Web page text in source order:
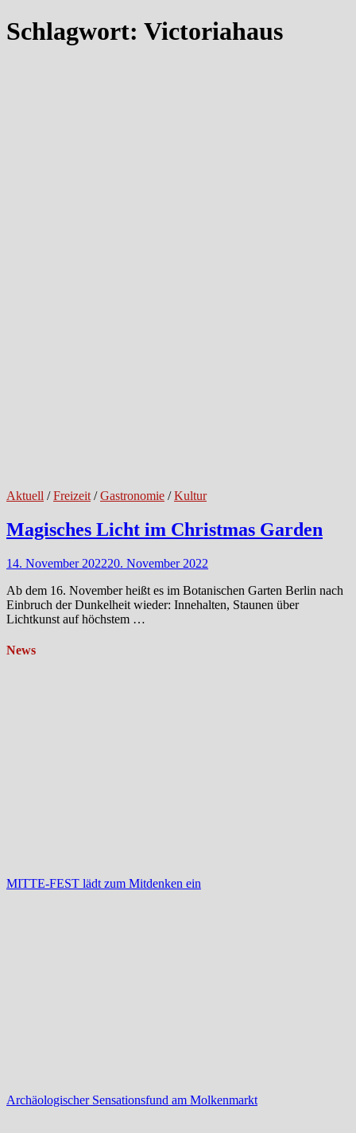
Schlagwort: Victoriahaus
Aktuell /Freizeit /Gastronomie /Kultur
Magisches Licht im Christmas Garden
14. November 202220. November 2022
Ab dem 16. November heißt es im Botanischen Garten Berlin nach
Einbruch der Dunkelheit wieder: Innehalten, Staunen über
Lichtkunst auf höchstem …
News
MITTE-FEST lädt zum Mitdenken ein
Archäologischer Sensationsfund am Molkenmarkt